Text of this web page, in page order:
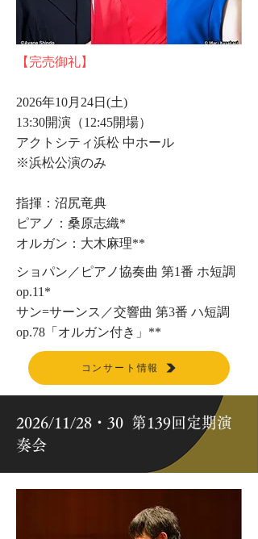
【完売御礼】
2026年10月24日(土)
13:30開演（12:45開場）
アクトシティ浜松 中ホール
​※浜松公演のみ
指揮：沼尻竜典
ピアノ：桑原志織*
オルガン：大木麻理**
ショパン／ピアノ協奏曲 第1番 ホ短調
op.11*
サン=サーンス／交響曲 第3番 ハ短調
op.78「オルガン付き」**
コンサート情報
2026/11/28・30 第139回定期演
奏会